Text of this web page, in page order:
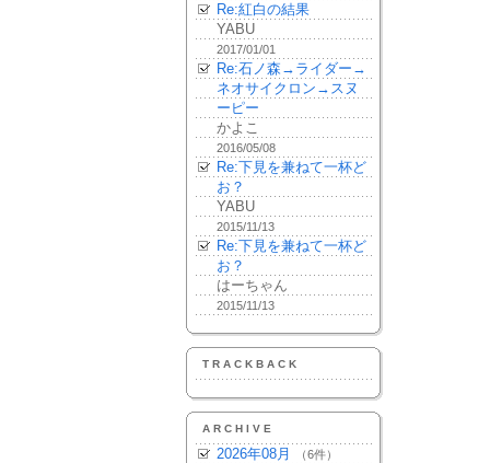
Re:紅白の結果
YABU
2017/01/01
Re:石ノ森→ライダー→
ネオサイクロン→スヌ
ーピー
かよこ
2016/05/08
Re:下見を兼ねて一杯ど
お？
YABU
2015/11/13
Re:下見を兼ねて一杯ど
お？
はーちゃん
2015/11/13
TRACKBACK
ARCHIVE
2026年08月 （6件）